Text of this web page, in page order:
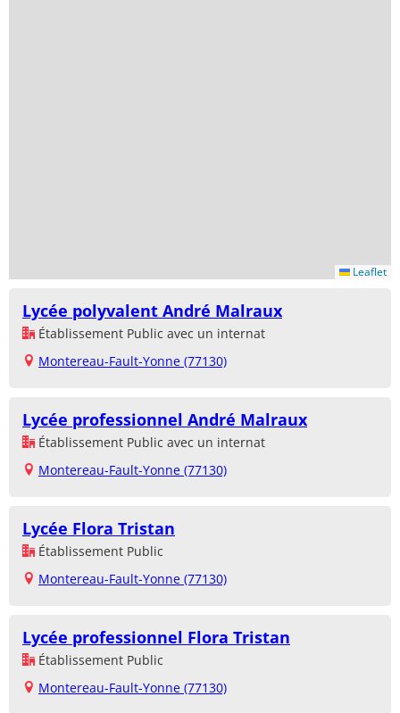
Leaflet
Lycée polyvalent André Malraux
Établissement Public avec un internat
Montereau-Fault-Yonne (77130)
Lycée professionnel André Malraux
Établissement Public avec un internat
Montereau-Fault-Yonne (77130)
Lycée Flora Tristan
Établissement Public
Montereau-Fault-Yonne (77130)
Lycée professionnel Flora Tristan
Établissement Public
Montereau-Fault-Yonne (77130)